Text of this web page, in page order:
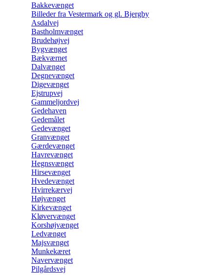
Bakkevænget
Billeder fra Vestermark og gl. Bjergby
Asdalvej
Bastholmvænget
Brudehøjvej
Bygvænget
Bækværnet
Dalvænget
Degnevænget
Digevænget
Ejstrupvej
Gammeljordvej
Gedehaven
Gedemålet
Gedevænget
Granvænget
Gærdevænget
Havrevænget
Hegnsvænget
Hirsevænget
Hvedevænget
Hvirrekærvej
Højvænget
Kirkevænget
Kløvervænget
Korshøjvænget
Ledvænget
Majsvænget
Munkekæret
Navervænget
Pilgårdsvej